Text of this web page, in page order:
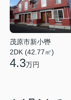
茂原市新小轡
2DK (42.77㎡)
4.3万円